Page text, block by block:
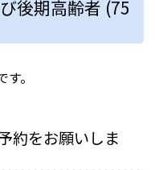
後期高齢者 (75
す。
約をお願いしま